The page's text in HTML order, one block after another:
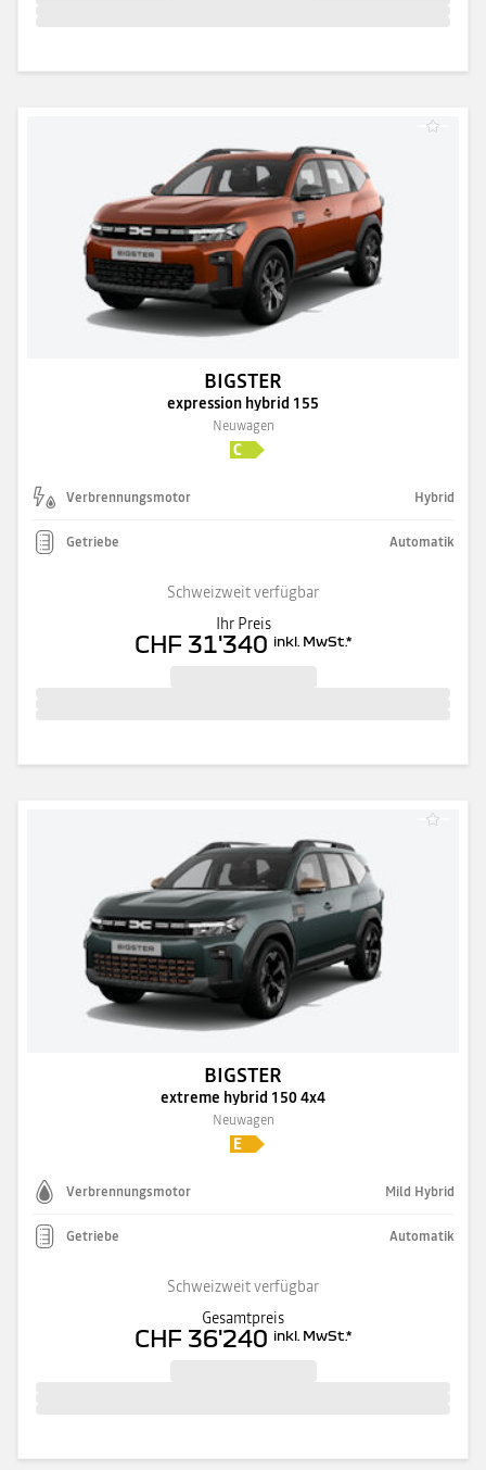
BIGSTER
expression hybrid 155
Neuwagen
Verbrennungsmotor Hybrid
Getriebe Automatik
Schweizweit verfügbar
Ihr Preis
CHF 31'340 inkl. MwSt.*
BIGSTER
extreme hybrid 150 4x4
Neuwagen
Verbrennungsmotor Mild Hybrid
Getriebe Automatik
Schweizweit verfügbar
Gesamtpreis
CHF 36'240 inkl. MwSt.*